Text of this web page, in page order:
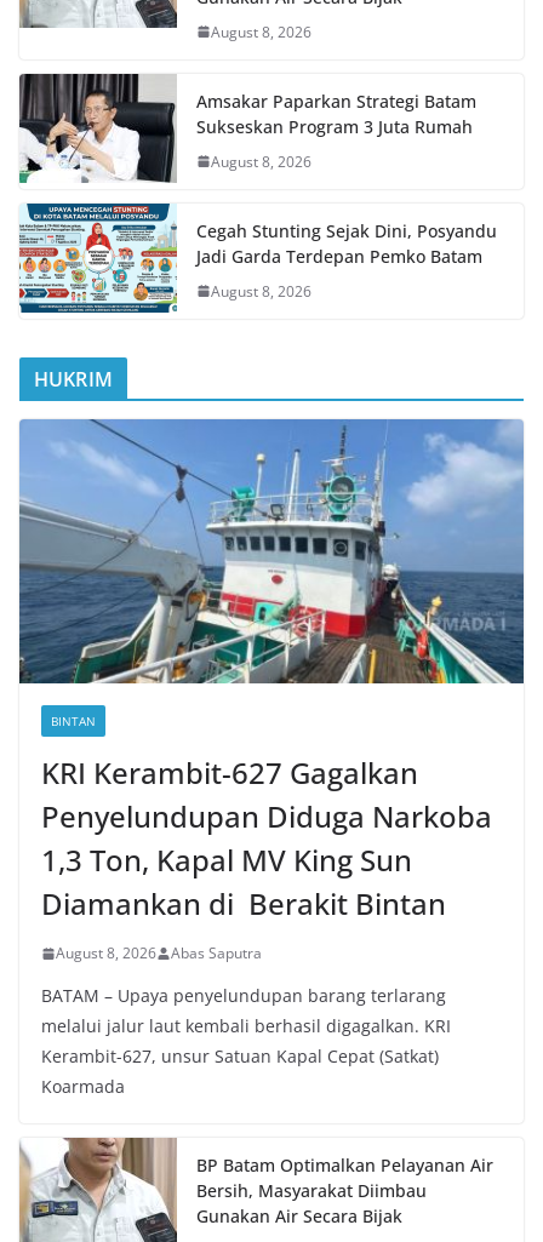
August 8, 2026
Amsakar Paparkan Strategi Batam
Sukseskan Program 3 Juta Rumah
August 8, 2026
Cegah Stunting Sejak Dini, Posyandu
Jadi Garda Terdepan Pemko Batam
August 8, 2026
HUKRIM
BINTAN
KRI Kerambit-627 Gagalkan
Penyelundupan Diduga Narkoba
1,3 Ton, Kapal MV King Sun
Diamankan di Berakit Bintan
August 8, 2026 Abas Saputra
BATAM – Upaya penyelundupan barang terlarang
melalui jalur laut kembali berhasil digagalkan. KRI
Kerambit-627, unsur Satuan Kapal Cepat (Satkat)
Koarmada
BP Batam Optimalkan Pelayanan Air
Bersih, Masyarakat Diimbau
Gunakan Air Secara Bijak